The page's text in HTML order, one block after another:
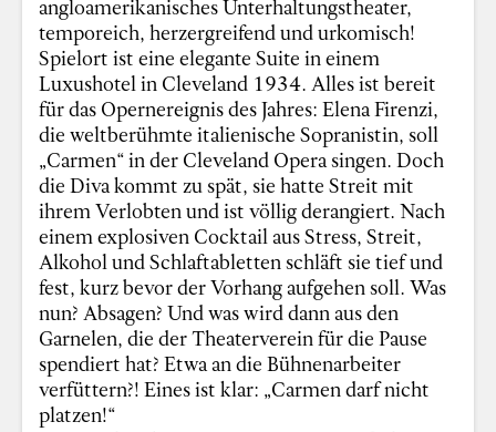
angloamerikanisches Unterhaltungstheater,
temporeich, herzergreifend und urkomisch!
Spielort ist eine elegante Suite in einem
Luxushotel in Cleveland 1934. Alles ist bereit
für das Opernereignis des Jahres: Elena Firenzi,
die weltberühmte italienische Sopranistin, soll
„Carmen“ in der Cleveland Opera singen. Doch
die Diva kommt zu spät, sie hatte Streit mit
ihrem Verlobten und ist völlig derangiert. Nach
einem explosiven Cocktail aus Stress, Streit,
Alkohol und Schlaftabletten schläft sie tief und
fest, kurz bevor der Vorhang aufgehen soll. Was
nun? Absagen? Und was wird dann aus den
Garnelen, die der Theaterverein für die Pause
spendiert hat? Etwa an die Bühnenarbeiter
verfüttern?! Eines ist klar: „Carmen darf nicht
platzen!“